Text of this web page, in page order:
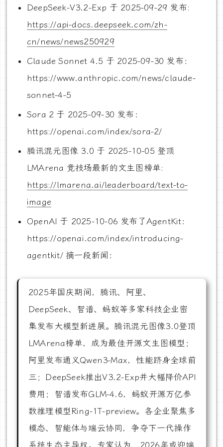
DeepSeek-V3.2-Exp 于 2025-09-29 发布:
https://api-docs.deepseek.com/zh-
cn/news/news250929
Claude Sonnet 4.5 于 2025-09-30 发布：
https://www.anthropic.com/news/claude-
sonnet-4-5
Sora 2 于 2025-09-30 发布：
https://openai.com/index/sora-2/
腾讯混元图像 3.0 于 2025-10-05 登顶
LMArena 竞技场最新的文生图榜单:
https://lmarena.ai/leaderboard/text-to-
image
OpenAI 于 2025-10-06 发布了AgentKit：
https://openai.com/index/introducing-
agentkit/ 摘一段新闻：
2025年国庆期间，腾讯、阿里、
DeepSeek、智谱、蚂蚁等多家科技企业密
集发布大模型新进展。腾讯混元图像3.0登顶
LMArena榜单，成为最佳开源文生图模型；
阿里发布通义Qwen3-Max，性能跻身全球前
三；DeepSeek推出V3.2-Exp并大幅降价API
费用；智谱发布GLM-4.6，蚂蚁开源万亿参
数推理模型Ring-1T-preview。各企业聚焦多
模态、智能体与端云协同，争夺下一代操作
系统生态主导权。专家认为，2026年或迎端